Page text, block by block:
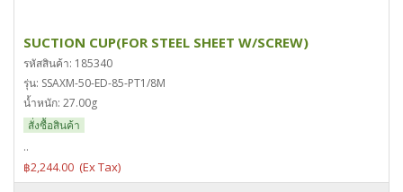
SUCTION CUP(FOR STEEL SHEET W/SCREW)
รหัสสินค้า: 185340
รุ่น: SSAXM-50-ED-85-PT1/8M
น้ำหนัก: 27.00g
สั่งซื้อสินค้า
..
฿2,244.00